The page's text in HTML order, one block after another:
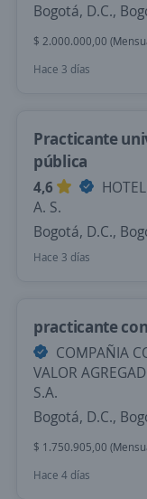
Bogotá, D.C.,
$ 2.000.000,00
Hace 3 días
Practicante
pública
4,6
A. S.
Bogotá, D.C.,
Hace 3 días
practicante
COMPAÑIA
VALOR
S.A.
Bogotá, D.C.,
$ 1.750.905,00
Hace 4 días